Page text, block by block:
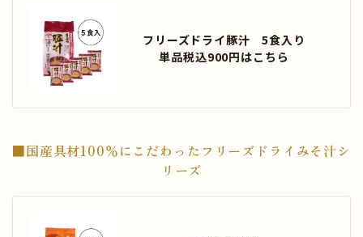
フリーズドライ豚汁 5食入り
単品税込900円はこちら
■国産具材100％にこだわったフリーズドライみそ汁シ
リーズ